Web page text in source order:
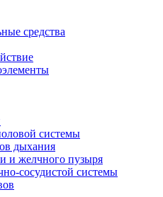
средства
системы
дыхания
и желчного пузыря
сосудистой системы